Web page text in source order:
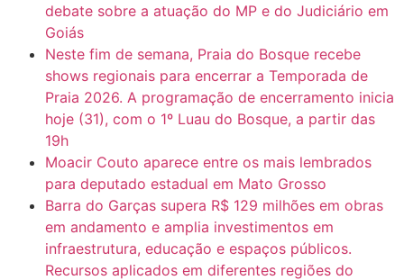
debate sobre a atuação do MP e do Judiciário em
Goiás
Neste fim de semana, Praia do Bosque recebe
shows regionais para encerrar a Temporada de
Praia 2026. A programação de encerramento inicia
hoje (31), com o 1º Luau do Bosque, a partir das
19h
Moacir Couto aparece entre os mais lembrados
para deputado estadual em Mato Grosso
Barra do Garças supera R$ 129 milhões em obras
em andamento e amplia investimentos em
infraestrutura, educação e espaços públicos.
Recursos aplicados em diferentes regiões do